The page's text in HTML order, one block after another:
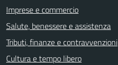
Imprese e commercio
Salute, benessere e assistenza
Tributi, finanze e contravvenzioni
Cultura e tempo libero